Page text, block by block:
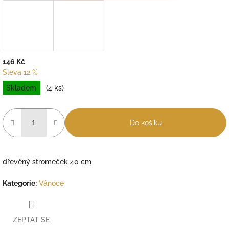
146 Kč
Sleva 12 %
Měrná
cena:
Skladem (4 ks)
Do košíku
dřevěný stromeček 40 cm
Kategorie: Vánoce
ZEPTAT SE